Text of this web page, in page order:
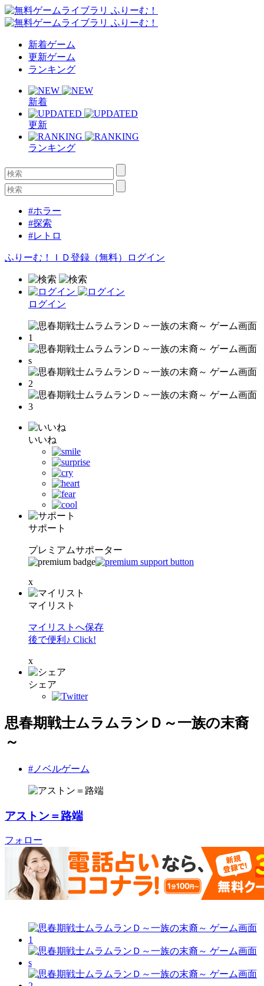
新着ゲーム
更新ゲーム
ランキング
新着
更新
ランキング
#ホラー
#探索
#レトロ
ふりーむ！ＩＤ登録（無料） ログイン
ログイン
いいね
サポート
プレミアムサポーター
x
マイリスト
マイリストへ保存
後で便利♪ Click!
x
シェア
思春期戦士ムラムランＤ～一族の末裔
～
#ノベルゲーム
アストン＝路端
フォロー